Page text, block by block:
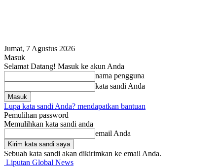
Jumat, 7 Agustus 2026
Masuk
Selamat Datang! Masuk ke akun Anda
nama pengguna
kata sandi Anda
Lupa kata sandi Anda? mendapatkan bantuan
Pemulihan password
Memulihkan kata sandi anda
email Anda
Sebuah kata sandi akan dikirimkan ke email Anda.
Liputan Global News